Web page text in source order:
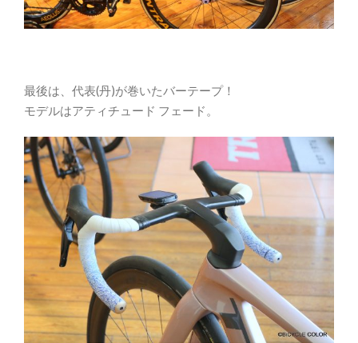
最後は、代表(丹)が巻いたバーテープ！
モデルはアティチュード フェード。